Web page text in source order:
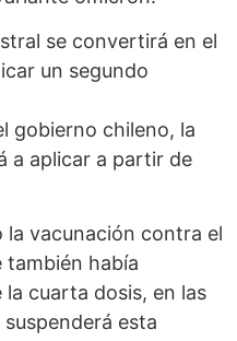
se convertirá en el
un segundo
gobierno chileno, la
a aplicar a partir de
la vacunación contra el
también había
cuarta dosis, en las
esta